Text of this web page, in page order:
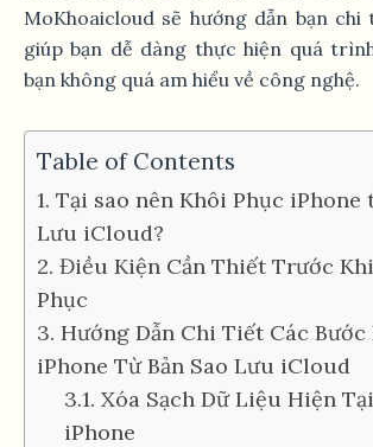
MoKhoaicloud sẽ hướng dẫn bạn
giúp bạn dễ dàng thực hiện quá
bạn không quá am hiểu về công nghệ.
Table of Contents
1. Tại sao nên Khôi Phục iPhone
Lưu iCloud?
2. Điều Kiện Cần Thiết Trước
Phục
3. Hướng Dẫn Chi Tiết Các Bước
iPhone Từ Bản Sao Lưu iCloud
3.1. Xóa Sạch Dữ Liệu Hiện
iPhone